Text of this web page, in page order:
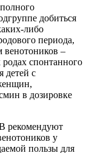
добиться
либо
периода,
венотоников –
спонтанного
детей с
в дозировке
рекомендуют
у
пользы для